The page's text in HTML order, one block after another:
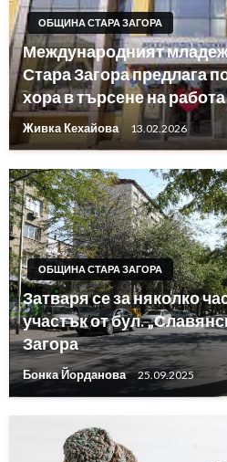
ОБЩИНА СТАРА ЗАГОРА
Международният
Стара Загора предлага
хора в търсене на работа
Живка Кехайова 13.02.2026
ОБЩИНА СТАРА ЗАГОРА
Затваря се за няколко
участък от бул.
Загора
Бонка Йорданова 25.09.2025